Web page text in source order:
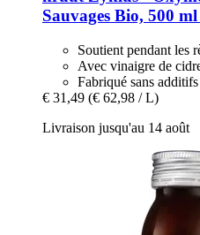
Sauvages Bio, 500
Soutient pendant les
Avec vinaigre de
Fabriqué sans additifs
€ 31,49 (€ 62,98 / L)
Livraison jusqu'au 14 août